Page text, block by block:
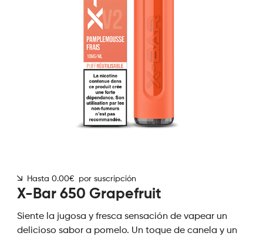
CONTACTA CON NOSOTROS
PREGUNTAS MÁS FRECUENTES
CONVIÉRTASE EN UN MAYORISTA DE X-BAR
Hasta 0.00€ por suscripción
X-Bar 650 Grapefruit
Siente la jugosa y fresca sensación de vapear un
delicioso sabor a pomelo. Un toque de canela y un